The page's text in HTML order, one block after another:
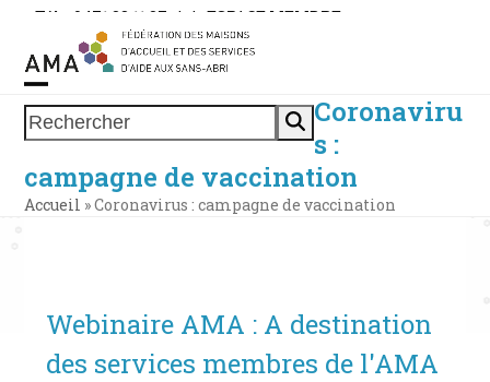
Skip
content
Tél. : 0471 38 11 37 | | ESPACE MEMBRE
Rechercher
Open
mobile
menu
Close
mobile
menu
Coronaviru
s :
campagne de vaccination
Accueil »Coronavirus : campagne de vaccination
Webinaire AMA : A destination
des services membres de l'AMA